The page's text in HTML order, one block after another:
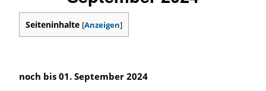
Seiteninhalte [Anzeigen]
noch bis 01. September 2024